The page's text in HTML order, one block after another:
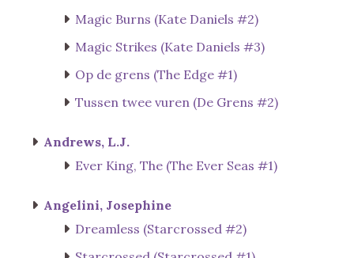
Magic Burns (Kate Daniels #2)
Magic Strikes (Kate Daniels #3)
Op de grens (The Edge #1)
Tussen twee vuren (De Grens #2)
Andrews, L.J.
Ever King, The (The Ever Seas #1)
Angelini, Josephine
Dreamless (Starcrossed #2)